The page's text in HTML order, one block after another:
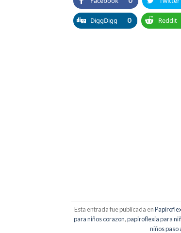
DiggDigg 0 Reddit
Esta entrada fue publicada en
para niños corazon,papiroflexia para
niños paso